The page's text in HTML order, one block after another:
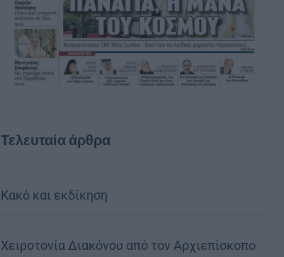
Τελευταία άρθρα
Κακό και εκδίκηση
Χειροτονία Διακόνου από τον Αρχιεπίσκοπο